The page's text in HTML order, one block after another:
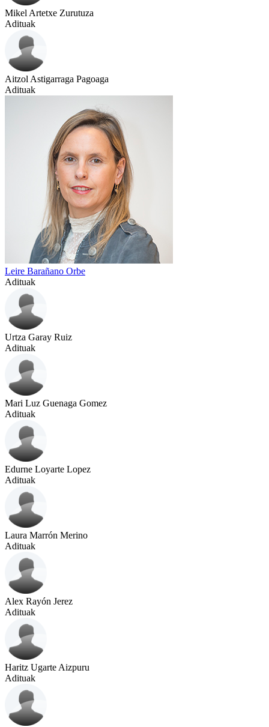
Mikel Artetxe Zurutuza
Adituak
Aitzol Astigarraga Pagoaga
Adituak
Leire Barañano Orbe
Adituak
Urtza Garay Ruiz
Adituak
Mari Luz Guenaga Gomez
Adituak
Edurne Loyarte Lopez
Adituak
Laura Marrón Merino
Adituak
Alex Rayón Jerez
Adituak
Haritz Ugarte Aizpuru
Adituak